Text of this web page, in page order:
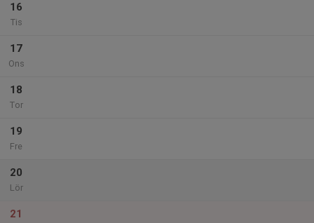
16
Tis
17
Ons
18
Tor
19
Fre
20
Lör
21